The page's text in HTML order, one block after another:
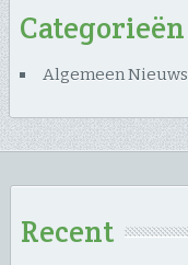
Categorieën
Algemeen Nieuws
Recent